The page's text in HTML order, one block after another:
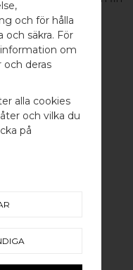
eller knoppen
ST
och för hålla
och säkra. För
om
och deras
alla cookies
och vilka du
på